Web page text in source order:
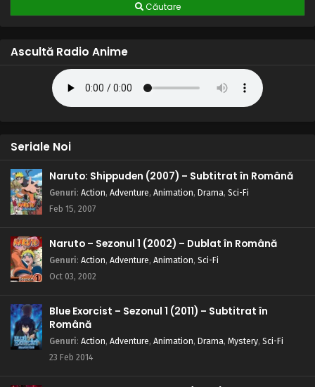
Căutare
Ascultă Radio Anime
Seriale Noi
Naruto: Shippuden (2007) – Subtitrat în Română
Genuri: Action, Adventure, Animation, Drama, Sci-Fi
Feb 15, 2007
Naruto – Sezonul 1 (2002) – Dublat în Română
Genuri: Action, Adventure, Animation, Sci-Fi
Oct 03, 2002
Blue Exorcist – Sezonul 1 (2011) – Subtitrat în
Română
Genuri: Action, Adventure, Animation, Drama, Mystery, Sci-Fi
23 Feb 2014